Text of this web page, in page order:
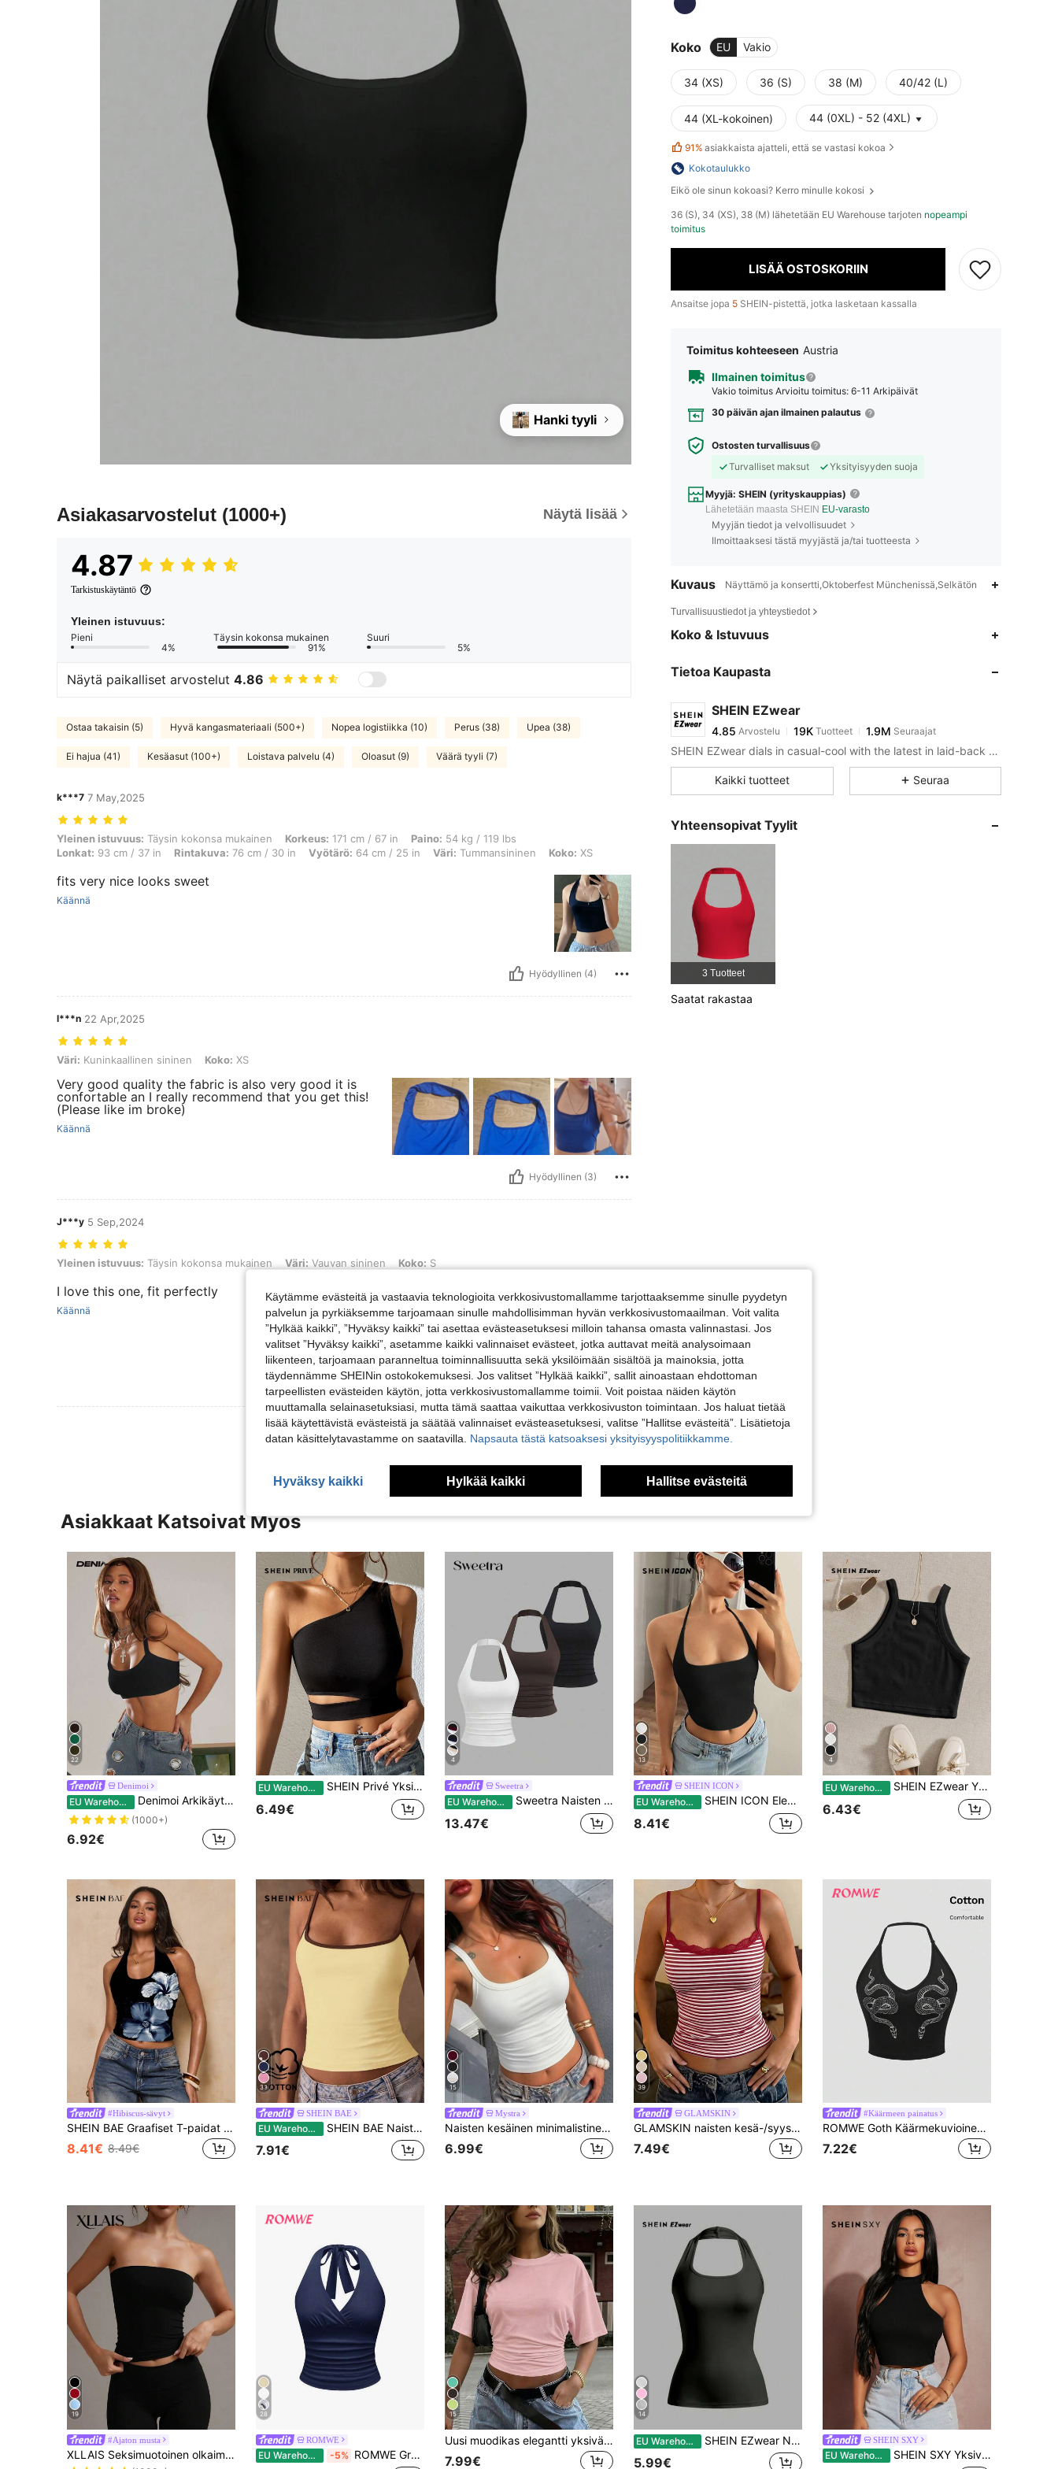
Hanki tyyli
Asiakasarvostelut (1000+) Näytä lisää
4.87
Tarkistuskäytäntö
Yleinen istuvuus:
Pieni
4%
Täysin kokonsa mukainen
91%
Suuri
5%
Näytä paikalliset arvostelut 4.86
Ostaa takaisin (5) Hyvä kangasmateriaali (500+) Nopea logistiikka (10) Perus (38) Upea (38)
Ei hajua (41) Kesäasut (100+) Loistava palvelu (4) Oloasut (9) Väärä tyyli (7)
k***7 7 May,2025
Yleinen istuvuus: Täysin kokonsa mukainen, Korkeus: 171 cm / 67 in, Paino: 54 kg / 119 lbs, Lonkat: 93 cm / 37 in, Rintakuva: 76 cm / 30 in, Vyötärö: 64 cm / 25 in, Väri: Tummansininen, Koko: XS
Yleinen istuvuus: Täysin kokonsa mukainen Korkeus: 171 cm / 67 in Paino: 54 kg / 119 lbs
Lonkat: 93 cm / 37 in Rintakuva: 76 cm / 30 in Vyötärö: 64 cm / 25 in Väri: Tummansininen Koko: XS
fits very nice looks sweet
Käännä
Hyödyllinen (4)
l***n 22 Apr,2025
Väri: Kuninkaallinen sininen, Koko: XS
Väri: Kuninkaallinen sininen Koko: XS
Very good quality the fabric is also very good it is
confortable an I really recommend that you get this!
(Please like im broke)
Käännä
Hyödyllinen (3)
J***y 5 Sep,2024
Yleinen istuvuus: Täysin kokonsa mukainen, Väri: Vauvan sininen, Koko: S
Yleinen istuvuus: Täysin kokonsa mukainen Väri: Vauvan sininen Koko: S
I love this one, fit perfectly
Käännä
Hyödyllinen (3)
Näytä Lisää Arvosteluja
Koko EU Vakio
34 (XS) 36 (S) 38 (M) 40/42 (L)
44 (XL-kokoinen) 44 (0XL) - 52 (4XL)
91% asiakkaista ajatteli, että se vastasi kokoa
Kokotaulukko
Eikö ole sinun kokoasi? Kerro minulle kokosi
36 (S), 34 (XS), 38 (M) lähetetään EU Warehouse tarjoten nopeampi
toimitus
LISÄÄ OSTOSKORIIN
Ansaitse jopa 5 SHEIN-pistettä, jotka lasketaan kassalla
Toimitus kohteeseen Austria
Ilmainen toimitus
Vakio toimitus Arvioitu toimitus: 6-11 Arkipäivät
30 päivän ajan ilmainen palautus
Ostosten turvallisuus
Turvalliset maksut
Yksityisyyden suoja
Myyjä: SHEIN (yrityskauppias)
Lähetetään maasta SHEIN EU-varasto
Myyjän tiedot ja velvollisuudet
Ilmoittaaksesi tästä myyjästä ja/tai tuotteesta
Kuvaus Näyttämö ja konsertti,Oktoberfest Münchenissä,Selkätön
Turvallisuustiedot ja yhteystiedot
Koko & Istuvuus
Tietoa Kaupasta
SHEIN EZwear
4.85
L***umaksoi1 päivä sitten
4.85 19K 1.9M
4.85
4.85
4.85
SHEIN EZwear dials in casual-cool with the latest in laid-back threads.
Kaikki tuotteet Seuraa
Yhteensopivat Tyylit
3 Tuotteet
Saatat rakastaa
Asiakkaat Katsoivat Myös
22
Denimoi
EU Warehouse Denimoi Arkikäyttöön välttämättömät crop topit Cropped topit Kerrospukeutuminen MuotiKatumuoti Seksikkäät crop topit
(1000+)
6.92€
EU Warehouse SHEIN Privé Yksiolkainen, aukkoinen, epäsymmetrinen lyhythihainen toppi
6.49€
4
Sweetra
EU Warehouse Sweetra Naisten kevään/kesän rento lomatyyppinen mukava monikäyttöinen U-pääntie slim fit musta valkoinen kahvi 3-osainen toppi-setti
13.47€
13
SHEIN ICON
EU Warehouse SHEIN ICON Elegantti musta halterikauluksinen toppi, seksikäs toppi
8.41€
4
EU Warehouse SHEIN EZwear Yksivärinen neulottu naisten yksinkertainen toppi, sopii arkeen tai lomaan
6.43€
#Hibiscus-sävyt
SHEIN BAE Graafiset T-paidat Naiset/Naisten kesäinen halterikauluspaita / Lyhyt hihaton toppi / Söpö toppi / Graafinen printtipaita / Juhlapaita/Kesätopit/Graafiset T-paidat/Toppi
8.41€ 8.49€
33
SHEIN BAE
EU Warehouse SHEIN BAE Naisten kontrastivärinen minimalistinen rento toppi
7.91€
15
Mystra
Naisten kesäinen minimalistinen yksivärinen monikäyttöinen pyöreäkaulainen tyköistuva toppi, rento, valkoinen
6.99€
39
GLAMSKIN
GLAMSKIN naisten kesä-/syysraidoitettu alusvaatetyylinen slim fit -top, yksivärinen Y2K rento basic lyhyt toppi, kouluun paluuseen, päivittäiseen katuasuun ja rantalomaan
7.49€
#Käärmeen painatus
ROMWE Goth Käärmekuvioinen riippuva kaula-aukkoinen naisten vartalonmyötäinen vyötärönauhallinen toppi
7.22€
19
#Ajaton musta
XLLAIS Seksimuotoinen olkaimeton perus-camisole, muodikas yksivärinen joustava tyköistuva tube-toppi, sopii naisille kaikkiin vuodenaikoihin, rento musta kesä, Y2K-estetiikka
28
ROMWE
EU Warehouse -5% ROMWE Grunge Punk Y2K Leopardikuvioinen Halterikauluksinen Toppi Naisille
15
Uusi muodikas elegantti yksivärinen rento monipuolinen vyötäröllä varustettu rypytetty t-paita, sopii päivittäiseen käyttöön, kouluun, rannalle, lomalle ja kotiin kesäksi
7.99€
14
EU Warehouse SHEIN EZwear Naisten tiukka rento halterneck-toppi, sopii kesäksi koulun alkuun
5.99€
SHEIN SXY
EU Warehouse SHEIN SXY Yksivärinen ribbineulottu halterikuvioinen crop toppi
Käytämme evästeitä ja vastaavia teknologioita verkkosivustomallamme tarjottaaksemme sinulle pyydetyn
palvelun ja pyrkiäksemme tarjoamaan sinulle mahdollisimman hyvän verkkosivustomaailman. Voit valita
”Hylkää kaikki”, ”Hyväksy kaikki” tai asettaa evästeasetuksesi milloin tahansa omasta valinnastasi. Jos
valitset ”Hyväksy kaikki”, asetamme kaikki valinnaiset evästeet, jotka auttavat meitä analysoimaan
liikenteen, tarjoamaan paranneltua toiminnallisuutta sekä yksilöimään sisältöä ja mainoksia, jotta
täydennämme SHEINin ostokokemuksesi. Jos valitset ”Hylkää kaikki”, sallit ainoastaan ehdottoman
tarpeellisten evästeiden käytön, jotta verkkosivustomallamme toimii. Voit poistaa näiden käytön
muuttamalla selainasetuksiasi, mutta tämä saattaa vaikuttaa verkkosivuston toimintaan. Jos haluat tietää
lisää käytettävistä evästeistä ja säätää valinnaiset evästeasetuksesi, valitse ”Hallitse evästeitä”. Lisätietoja
datan käsittelytavastamme on saatavilla. Napsauta tästä katsoaksesi yksityisyyspolitiikkamme.
Hyväksy kaikki Hylkää kaikki Hallitse evästeitä